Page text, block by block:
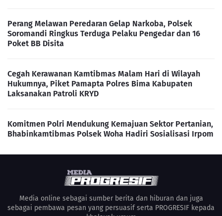
Perang Melawan Peredaran Gelap Narkoba, Polsek
Soromandi Ringkus Terduga Pelaku Pengedar dan 16
Poket BB Disita
Cegah Kerawanan Kamtibmas Malam Hari di Wilayah
Hukumnya, Piket Pamapta Polres Bima Kabupaten
Laksanakan Patroli KRYD
Komitmen Polri Mendukung Kemajuan Sektor Pertanian,
Bhabinkamtibmas Polsek Woha Hadiri Sosialisasi Irpom
Media online sebagai sumber berita dan hiburan dan juga
sebagai pembawa pesan yang persuasif serta PROGRESIF kepada